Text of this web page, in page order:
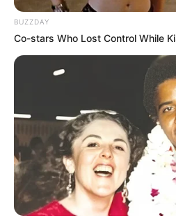
(foto: instagram/
5. Keren dengan setelan jas
BUZZDAY
Co-stars Who Lost Control While